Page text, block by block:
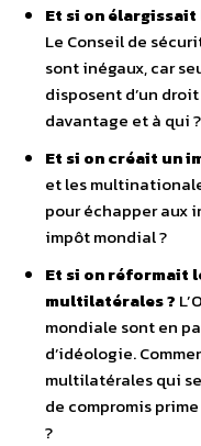
Et si on élargissait
Le Conseil de
sont inégaux, car
disposent d’un
davantage et à qui ?
Et si on créait un
et les
pour échapper aux
impôt mondial ?
Et si on réformait
multilatérales ?
mondiale sont en
d’idéologie.
multilatérales qui
de compromis
?